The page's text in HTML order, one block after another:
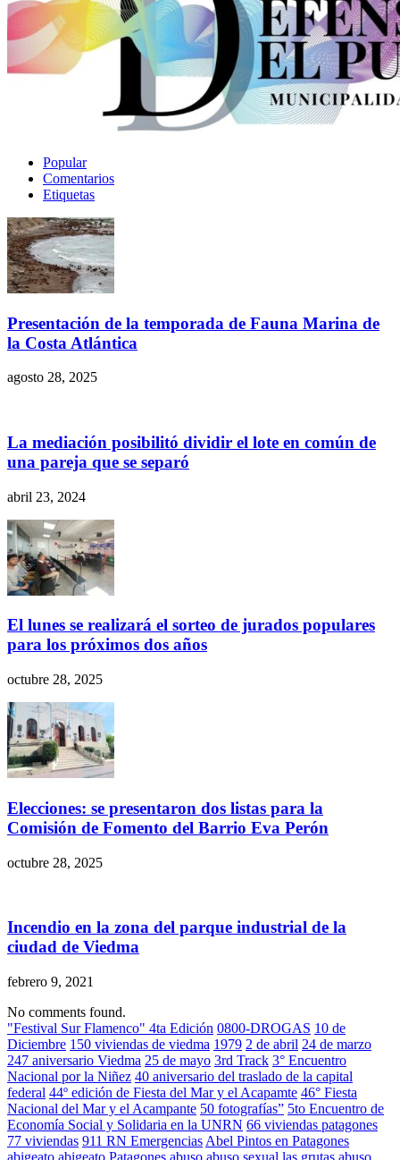
Popular
Comentarios
Etiquetas
Presentación de la temporada de Fauna Marina de
la Costa Atlántica
agosto 28, 2025
La mediación posibilitó dividir el lote en común de
una pareja que se separó
abril 23, 2024
El lunes se realizará el sorteo de jurados populares
para los próximos dos años
octubre 28, 2025
Elecciones: se presentaron dos listas para la
Comisión de Fomento del Barrio Eva Perón
octubre 28, 2025
Incendio en la zona del parque industrial de la
ciudad de Viedma
febrero 9, 2021
No comments found.
"Festival Sur Flamenco" 4ta Edición 0800-DROGAS 10 de
Diciembre 150 viviendas de viedma 1979 2 de abril 24 de marzo
247 aniversario Viedma 25 de mayo 3rd Track 3° Encuentro
Nacional por la Niñez 40 aniversario del traslado de la capital
federal 44º edición de Fiesta del Mar y el Acapamte 46° Fiesta
Nacional del Mar y el Acampante 50 fotografías” 5to Encuentro de
Economía Social y Solidaria en la UNRN 66 viviendas patagones
77 viviendas 911 RN Emergencias Abel Pintos en Patagones
abigeato abigeato Patagones abuso abuso sexual las grutas abuso